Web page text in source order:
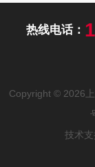
热线电话：
Copyright © 2026
技术支